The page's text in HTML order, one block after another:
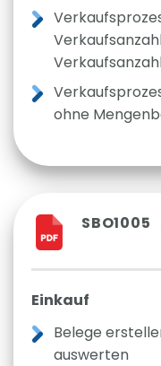
ohne
SBO1005
Einkauf
Belege
auswerten